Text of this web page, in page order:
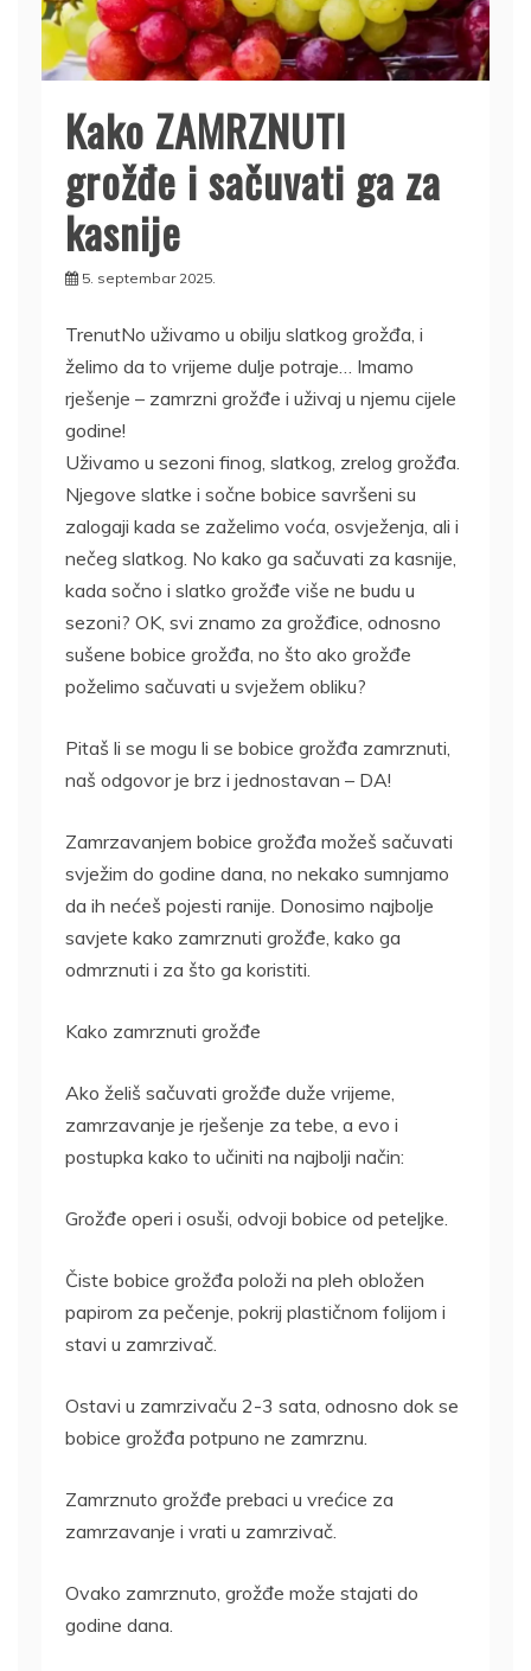
Kako ZAMRZNUTI
grožđe i sačuvati ga za
kasnije
5. septembar 2025.
TrenutNo uživamo u obilju slatkog grožđa, i
želimo da to vrijeme dulje potraje… Imamo
rješenje – zamrzni grožđe i uživaj u njemu cijele
godine!
Uživamo u sezoni finog, slatkog, zrelog grožđa.
Njegove slatke i sočne bobice savršeni su
zalogaji kada se zaželimo voća, osvježenja, ali i
nečeg slatkog. No kako ga sačuvati za kasnije,
kada sočno i slatko grožđe više ne budu u
sezoni? OK, svi znamo za grožđice, odnosno
sušene bobice grožđa, no što ako grožđe
poželimo sačuvati u svježem obliku?
Pitaš li se mogu li se bobice grožđa zamrznuti,
naš odgovor je brz i jednostavan – DA!
Zamrzavanjem bobice grožđa možeš sačuvati
svježim do godine dana, no nekako sumnjamo
da ih nećeš pojesti ranije. Donosimo najbolje
savjete kako zamrznuti grožđe, kako ga
odmrznuti i za što ga koristiti.
Kako zamrznuti grožđe
Ako želiš sačuvati grožđe duže vrijeme,
zamrzavanje je rješenje za tebe, a evo i
postupka kako to učiniti na najbolji način:
Grožđe operi i osuši, odvoji bobice od peteljke.
Čiste bobice grožđa položi na pleh obložen
papirom za pečenje, pokrij plastičnom folijom i
stavi u zamrzivač.
Ostavi u zamrzivaču 2-3 sata, odnosno dok se
bobice grožđa potpuno ne zamrznu.
Zamrznuto grožđe prebaci u vrećice za
zamrzavanje i vrati u zamrzivač.
Ovako zamrznuto, grožđe može stajati do
godine dana.